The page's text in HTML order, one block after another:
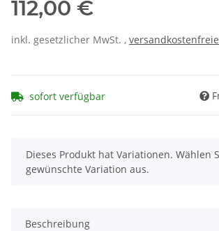
112,00 €
inkl. gesetzlicher MwSt. ,
sofort verfügbar
x
Dieses Produkt hat Variationen. Wählen
gewünschte Variation aus.
Beschreibung